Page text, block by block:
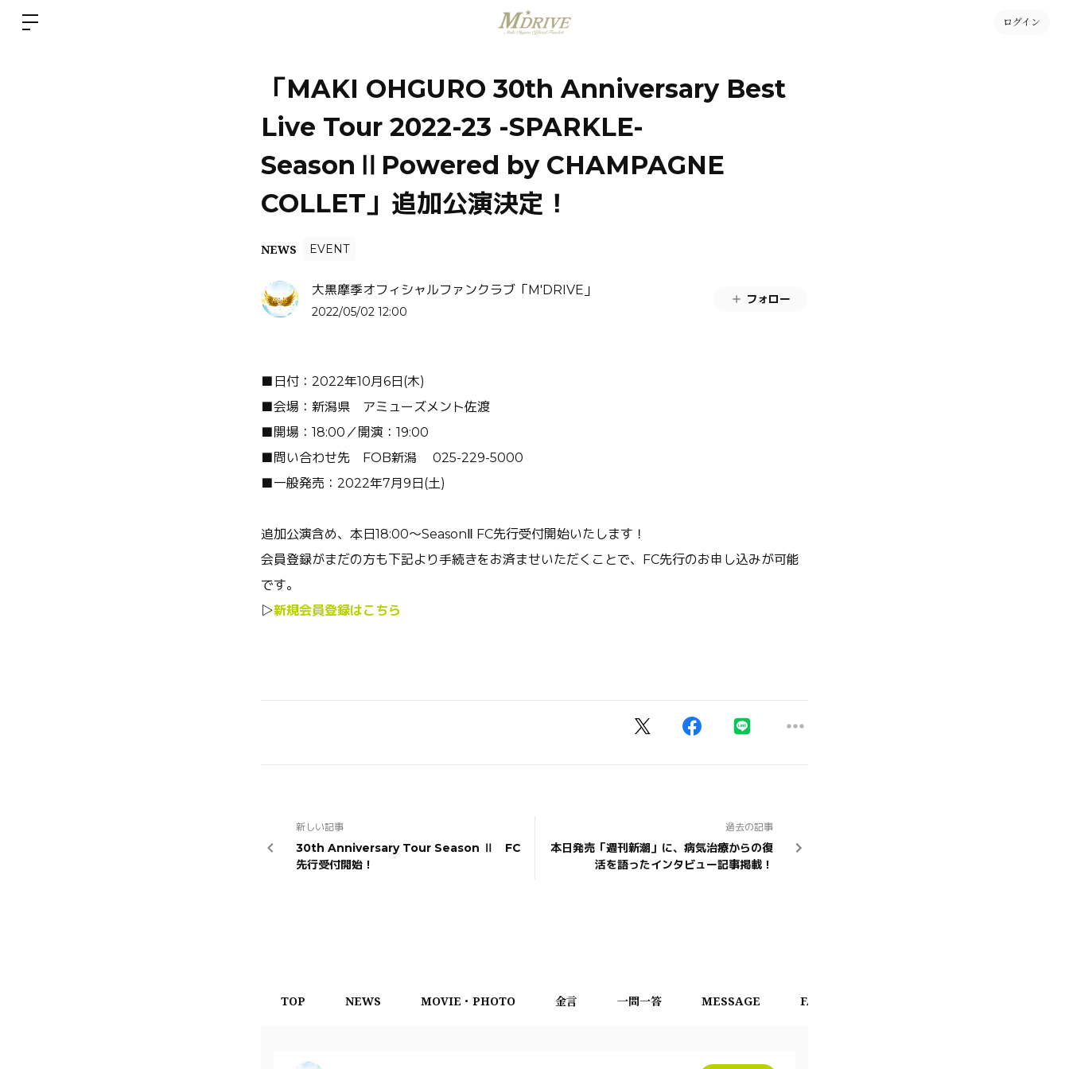
ログイン
「MAKI OHGURO 30th Anniversary Best
Live Tour 2022-23 -SPARKLE-
SeasonⅡPowered by CHAMPAGNE
COLLET」追加公演決定！
NEWS EVENT
大黒摩季オフィシャルファンクラブ「M'DRIVE」
2022/05/02 12:00
フォロー
■日付：2022年10月6日(木)
■会場：新潟県 アミューズメント佐渡
■開場： 18:00 ／開演： 19:00
■問い合わせ先 FOB新潟 025-229-5000
■一般発売： 2022年7月9日(土)
追加公演含め、本日18:00〜SeasonⅡ FC先行受付開始いたします！
会員登録がまだの方も下記より手続きをお済ませいただくことで、FC先行のお申し込みが可能
です。
▷新規会員登録はこちら
新しい記事
30th Anniversary Tour Season Ⅱ FC
先行受付開始！
過去の記事
本日発売「週刊新潮」に、病気治療からの復
活を語ったインタビュー記事掲載！
TOP NEWS MOVIE・PHOTO 金言 一問一答 MESSAGE FAN CHAT